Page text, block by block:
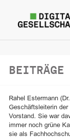
BEITRÄGE
Rahel Estermann
Geschäftsleiterin der
Vorstand. Sie war
immer noch grüne
sie als